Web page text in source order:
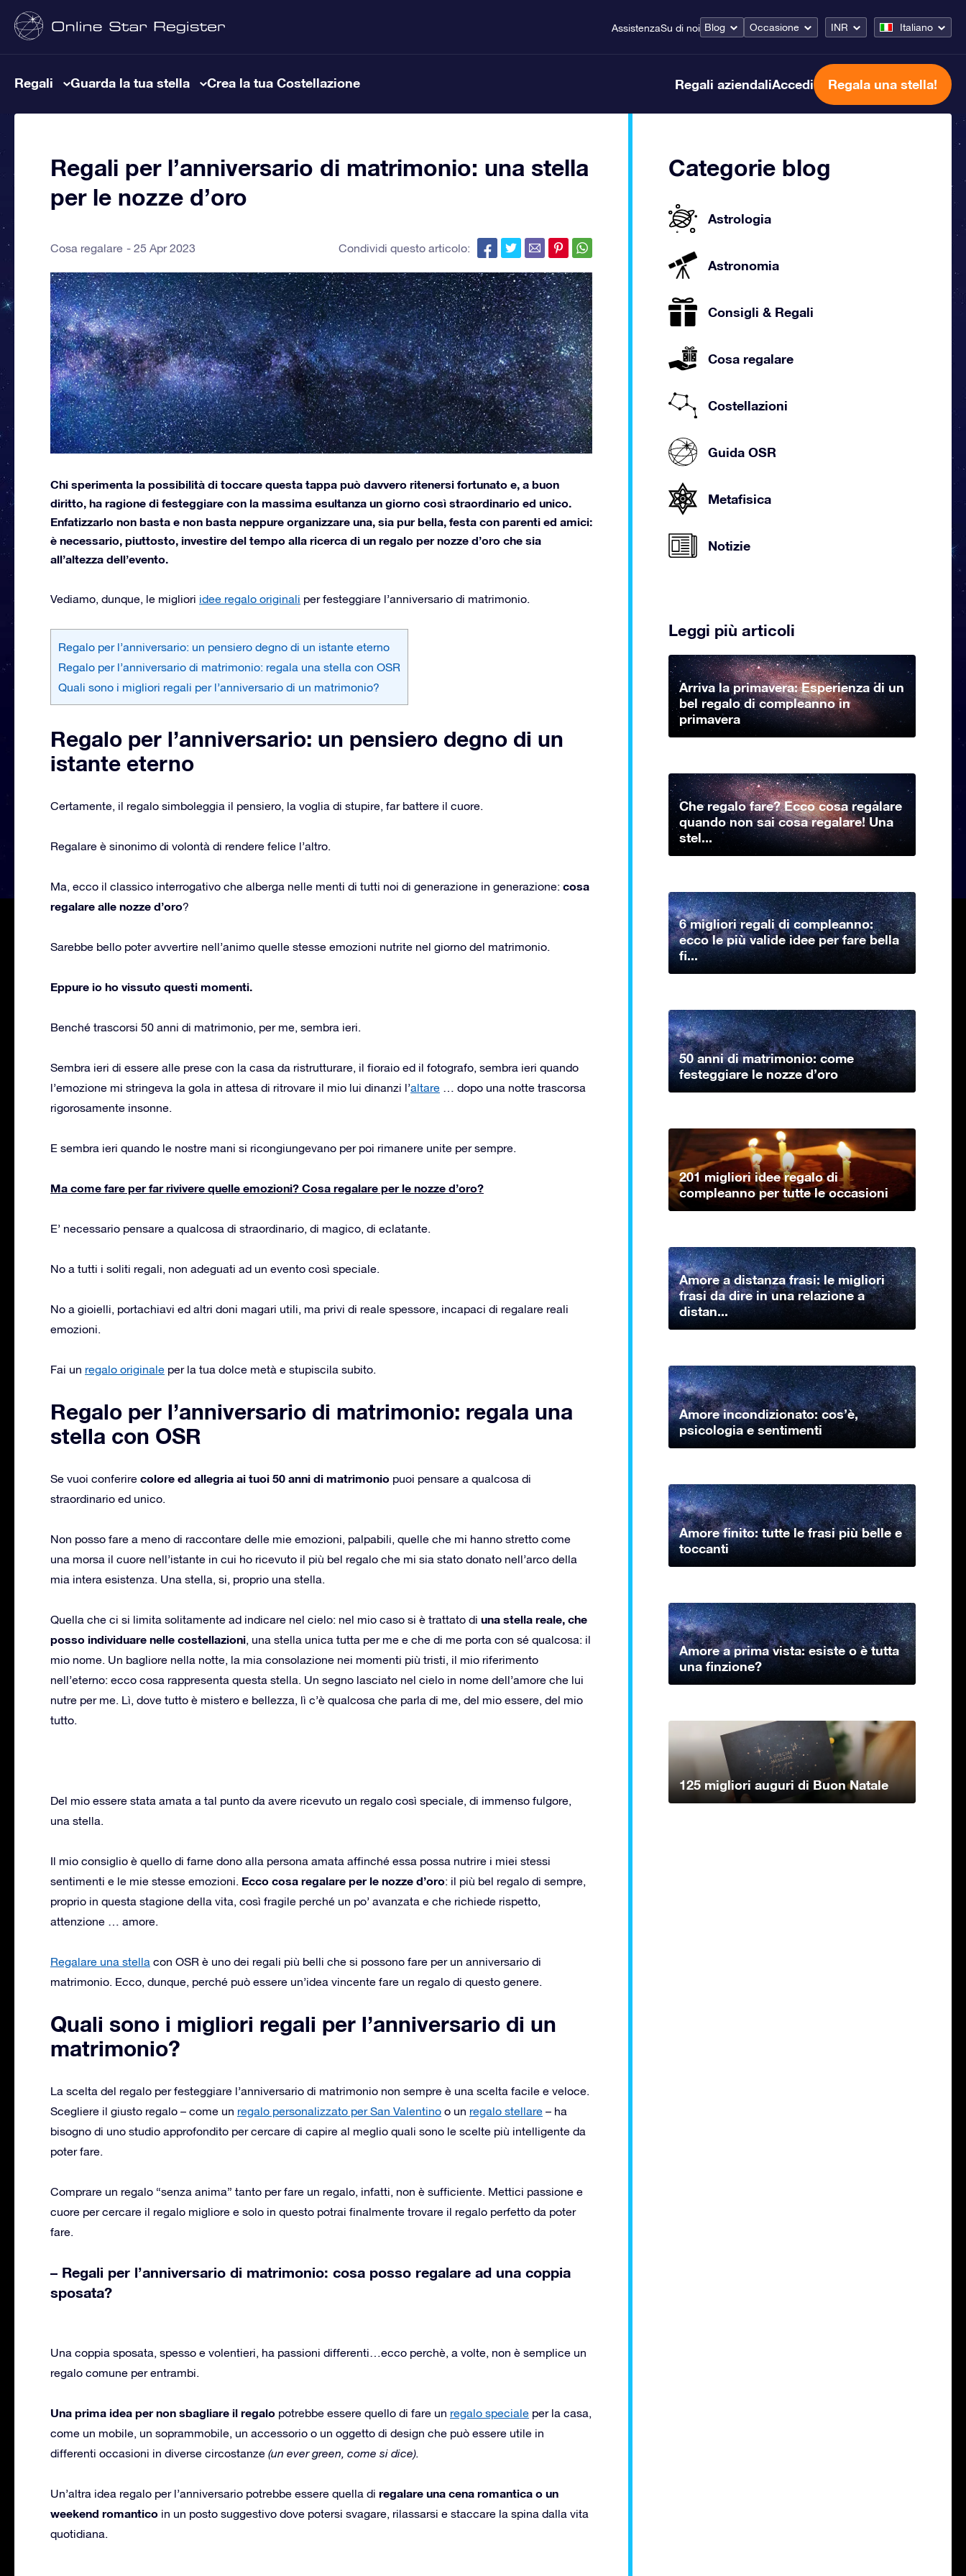
AssistenzaSu di noi Blog Occasione INR Italiano
Regali Guarda la tua stella Crea la tua Costellazione Regali aziendaliAccedi Regala una stella!
Regali per l’anniversario di matrimonio: una stella
per le nozze d’oro
Cosa regalare 25 Apr 2023 Condividi questo articolo:
Chi sperimenta la possibilità di toccare questa tappa può davvero ritenersi fortunato e, a buon
diritto, ha ragione di festeggiare con la massima esultanza un giorno così straordinario ed unico.
Enfatizzarlo non basta e non basta neppure organizzare una, sia pur bella, festa con parenti ed amici:
è necessario, piuttosto, investire del tempo alla ricerca di un regalo per nozze d’oro che sia
all’altezza dell’evento.
Vediamo, dunque, le migliori idee regalo originali per festeggiare l’anniversario di matrimonio.
Regalo per l’anniversario: un pensiero degno di un istante eterno
Regalo per l’anniversario di matrimonio: regala una stella con OSR
Quali sono i migliori regali per l’anniversario di un matrimonio?
Regalo per l’anniversario: un pensiero degno di un
istante eterno
Certamente, il regalo simboleggia il pensiero, la voglia di stupire, far battere il cuore.
Regalare è sinonimo di volontà di rendere felice l’altro.
Ma, ecco il classico interrogativo che alberga nelle menti di tutti noi di generazione in generazione: cosa
regalare alle nozze d’oro?
Sarebbe bello poter avvertire nell’animo quelle stesse emozioni nutrite nel giorno del matrimonio.
Eppure io ho vissuto questi momenti.
Benché trascorsi 50 anni di matrimonio, per me, sembra ieri.
Sembra ieri di essere alle prese con la casa da ristrutturare, il fioraio ed il fotografo, sembra ieri quando
l’emozione mi stringeva la gola in attesa di ritrovare il mio lui dinanzi l’altare … dopo una notte trascorsa
rigorosamente insonne.
E sembra ieri quando le nostre mani si ricongiungevano per poi rimanere unite per sempre.
Ma come fare per far rivivere quelle emozioni? Cosa regalare per le nozze d’oro?
E’ necessario pensare a qualcosa di straordinario, di magico, di eclatante.
No a tutti i soliti regali, non adeguati ad un evento così speciale.
No a gioielli, portachiavi ed altri doni magari utili, ma privi di reale spessore, incapaci di regalare reali
emozioni.
Fai un regalo originale per la tua dolce metà e stupiscila subito.
Regalo per l’anniversario di matrimonio: regala una
stella con OSR
Se vuoi conferire colore ed allegria ai tuoi 50 anni di matrimonio puoi pensare a qualcosa di
straordinario ed unico.
Non posso fare a meno di raccontare delle mie emozioni, palpabili, quelle che mi hanno stretto come
una morsa il cuore nell’istante in cui ho ricevuto il più bel regalo che mi sia stato donato nell’arco della
mia intera esistenza. Una stella, si, proprio una stella.
Quella che ci si limita solitamente ad indicare nel cielo: nel mio caso si è trattato di una stella reale, che
posso individuare nelle costellazioni, una stella unica tutta per me e che di me porta con sé qualcosa: il
mio nome. Un bagliore nella notte, la mia consolazione nei momenti più tristi, il mio riferimento
nell’eterno: ecco cosa rappresenta questa stella. Un segno lasciato nel cielo in nome dell’amore che lui
nutre per me. Lì, dove tutto è mistero e bellezza, lì c’è qualcosa che parla di me, del mio essere, del mio
tutto.
Del mio essere stata amata a tal punto da avere ricevuto un regalo così speciale, di immenso fulgore,
una stella.
Il mio consiglio è quello di farne dono alla persona amata affinché essa possa nutrire i miei stessi
sentimenti e le mie stesse emozioni. Ecco cosa regalare per le nozze d’oro: il più bel regalo di sempre,
proprio in questa stagione della vita, così fragile perché un po’ avanzata e che richiede rispetto,
attenzione … amore.
Regalare una stella con OSR è uno dei regali più belli che si possono fare per un anniversario di
matrimonio. Ecco, dunque, perché può essere un’idea vincente fare un regalo di questo genere.
Quali sono i migliori regali per l’anniversario di un
matrimonio?
La scelta del regalo per festeggiare l’anniversario di matrimonio non sempre è una scelta facile e veloce.
Scegliere il giusto regalo – come un regalo personalizzato per San Valentino o un regalo stellare – ha
bisogno di uno studio approfondito per cercare di capire al meglio quali sono le scelte più intelligente da
poter fare.
Comprare un regalo “senza anima” tanto per fare un regalo, infatti, non è sufficiente. Mettici passione e
cuore per cercare il regalo migliore e solo in questo potrai finalmente trovare il regalo perfetto da poter
fare.
– Regali per l’anniversario di matrimonio: cosa posso regalare ad una coppia
sposata?
Una coppia sposata, spesso e volentieri, ha passioni differenti…ecco perchè, a volte, non è semplice un
regalo comune per entrambi.
Una prima idea per non sbagliare il regalo potrebbe essere quello di fare un regalo speciale per la casa,
come un mobile, un soprammobile, un accessorio o un oggetto di design che può essere utile in
differenti occasioni in diverse circostanze (un ever green, come si dice).
Un’altra idea regalo per l’anniversario potrebbe essere quella di regalare una cena romantica o un
weekend romantico in un posto suggestivo dove potersi svagare, rilassarsi e staccare la spina dalla vita
quotidiana.
Categorie blog
Astrologia
Astronomia
Consigli & Regali
Cosa regalare
Costellazioni
Guida OSR
Metafisica
Notizie
Leggi più articoli
Arriva la primavera: Esperienza di un
bel regalo di compleanno in
primavera
Che regalo fare? Ecco cosa regalare
quando non sai cosa regalare! Una
stel...
6 migliori regali di compleanno:
ecco le più valide idee per fare bella
fi...
50 anni di matrimonio: come
festeggiare le nozze d’oro
201 migliori idee regalo di
compleanno per tutte le occasioni
Amore a distanza frasi: le migliori
frasi da dire in una relazione a
distan...
Amore incondizionato: cos’è,
psicologia e sentimenti
Amore finito: tutte le frasi più belle e
toccanti
Amore a prima vista: esiste o è tutta
una finzione?
125 migliori auguri di Buon Natale